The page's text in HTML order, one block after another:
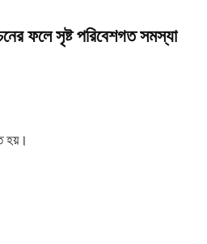
ফলে সৃষ্ট পরিবেশগত সমস্যা
হয়।